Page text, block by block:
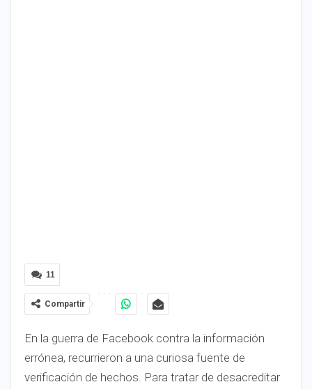
11
Compartir
En la guerra de Facebook contra la información
errónea, recurrieron a una curiosa fuente de
verificación de hechos. Para tratar de desacreditar